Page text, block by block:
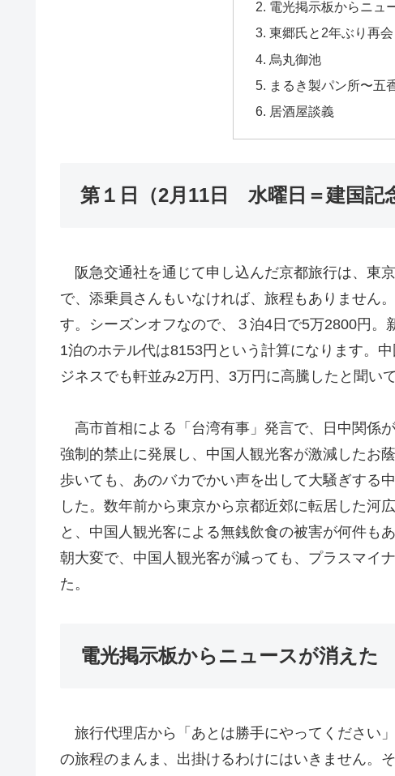
電光掲示板からニュ
東郷氏と2年ぶり再会
烏丸御池
まるき製パン所〜五
居酒屋談義
第１日（2月11日 水曜日＝建国記
阪急交通社を通じて申し込んだ京都旅行は、東
で、添乗員さんもいなければ、旅程もありません
す。シーズンオフなので、３泊4日で5万2800円。
1泊のホテル代は8153円という計算になります。
ジネスでも軒並み2万円、3万円に高騰したと聞い
高市首相による「台湾有事」発言で、日中関係
強制的禁止に発展し、中国人観光客が激減したお
歩いても、あのバカでかい声を出して大騒ぎする
した。数年前から東京から京都近郊に転居した河
と、中国人観光客による無銭飲食の被害が何件も
朝大変で、中国人観光客が減っても、プラスマイ
た。
電光掲示板からニュースが消えた
旅行代理店から「あとは勝手にやってください
の旅程のまんま、出掛けるわけにはいきません。